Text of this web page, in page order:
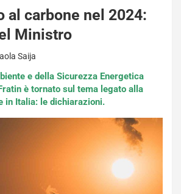
al carbone nel 2024:
Ministro
Saija
e della Sicurezza Energetica
è tornato sul tema legato alla
in Italia: le dichiarazioni.